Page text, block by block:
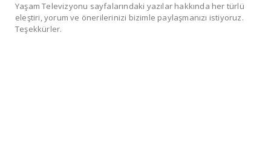
Yaşam Televizyonu sayfalarındaki yazılar hakkında her türlü
eleştiri, yorum ve önerilerinizi bizimle paylaşmanızı istiyoruz.
Teşekkürler.